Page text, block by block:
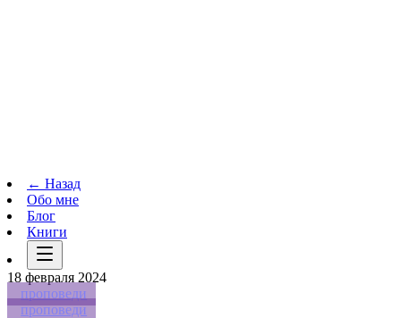
← Назад
Обо мне
Блог
Книги
18 февраля 2024
проповеди
проповеди